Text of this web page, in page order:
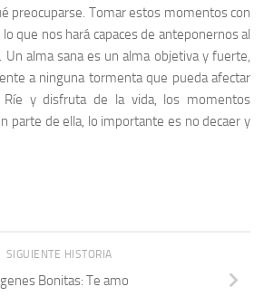
preocuparse. Tomar estos momentos con
que nos hará capaces de anteponernos al
Un alma sana es un alma objetiva y fuerte,
a ninguna tormenta que pueda afectar
Ríe y disfruta de la vida, los momentos
parte de ella, lo importante es no decaer y
SIGUIENTE HISTORIA
Bonitas: Te amo